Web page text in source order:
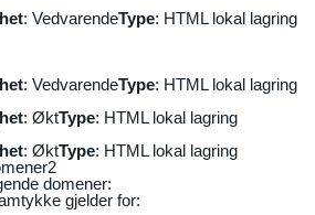
: VedvarendeType: HTML lokal lagring
: VedvarendeType: HTML lokal lagring
: ØktType: HTML lokal lagring
: ØktType: HTML lokal lagring
2
domener:
gjelder for: